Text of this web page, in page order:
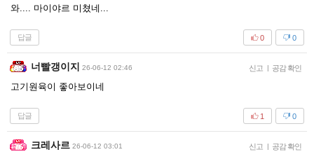
와.... 마이야르 미쳤네...
답글 0
0
너빨갱이지 26-06-12 02:46 신고 | 공감 확인
고기원육이 좋아보이네
답글 0
1
크레사르 26-06-12 03:01 신고 | 공감 확인